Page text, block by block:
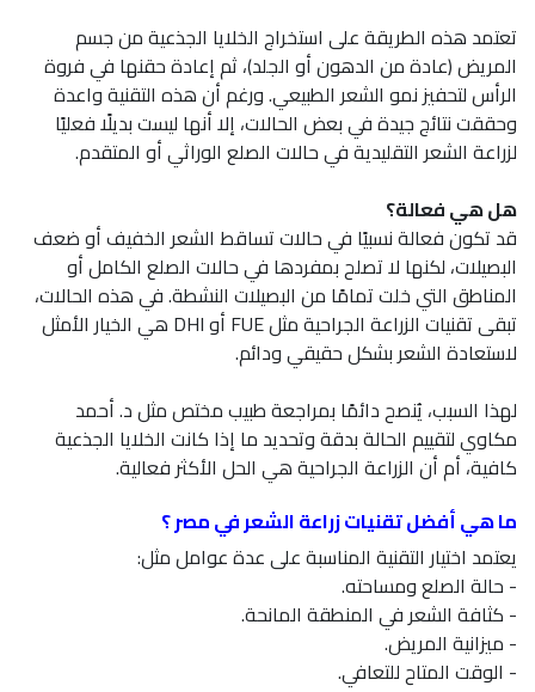
تعتمد هذه الطريقة على استخراج الخلايا الجذعية من جسم
المريض (عادة من الدهون أو الجلد)، ثم إعادة حقنها في فروة
الرأس لتحفيز نمو الشعر الطبيعي. ورغم أن هذه التقنية واعدة
وحققت نتائج جيدة في بعض الحالات، إلا أنها ليست بديلًا فعليًا
لزراعة الشعر التقليدية في حالات الصلع الوراثي أو المتقدم.
هل هي فعالة؟
قد تكون فعالة نسبيًا في حالات تساقط الشعر الخفيف أو ضعف
البصيلات، لكنها لا تصلح بمفردها في حالات الصلع الكامل أو
المناطق التي خلت تمامًا من البصيلات النشطة. في هذه الحالات،
تبقى تقنيات الزراعة الجراحية مثل FUE أو DHI هي الخيار الأمثل
لاستعادة الشعر بشكل حقيقي ودائم.
لهذا السبب، يُنصح دائمًا بمراجعة طبيب مختص مثل د. أحمد
مكاوي لتقييم الحالة بدقة وتحديد ما إذا كانت الخلايا الجذعية
كافية، أم أن الزراعة الجراحية هي الحل الأكثر فعالية.
ما هي أفضل تقنيات زراعة الشعر في مصر ؟
يعتمد اختيار التقنية المناسبة على عدة عوامل مثل:
- حالة الصلع ومساحته.
- كثافة الشعر في المنطقة المانحة.
- ميزانية المريض.
- الوقت المتاح للتعافي.